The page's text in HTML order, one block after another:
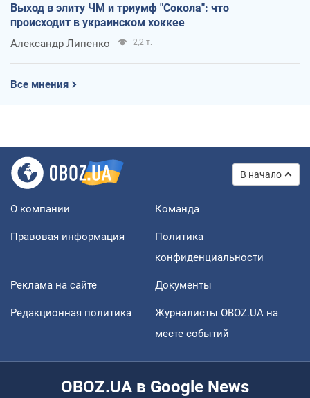
Выход в элиту ЧМ и триумф "Сокола": что
происходит в украинском хоккее
Александр Липенко 2,2 т.
Все мнения
В начало
О компании Команда
Правовая информация
Политика
конфиденциальности
Реклама на сайте Документы
Редакционная политика
Журналисты OBOZ.UA на
месте событий
OBOZ.UA в Google News